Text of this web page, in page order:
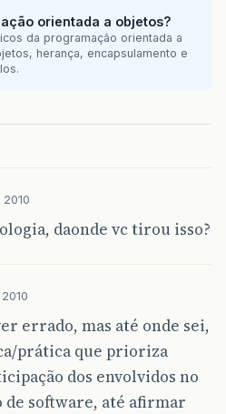
orientada a objetos?
da programação orientada a
herança, encapsulamento e
daonde vc tirou isso?
errado, mas até onde sei,
prática que prioriza
dos envolvidos no
de software, até afirmar